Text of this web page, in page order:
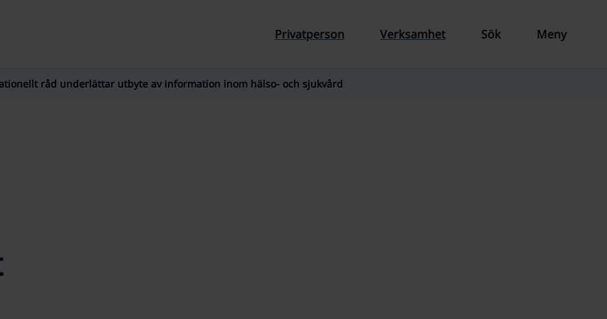
Privatperson Verksamhet Sök Meny
råd underlättar utbyte av information inom hälso- och sjukvård